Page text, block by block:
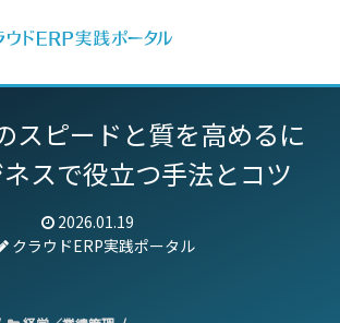
スピードと質を高めるに
スで役立つ手法とコツ
2026.01.19
クラウドERP実践ポータル